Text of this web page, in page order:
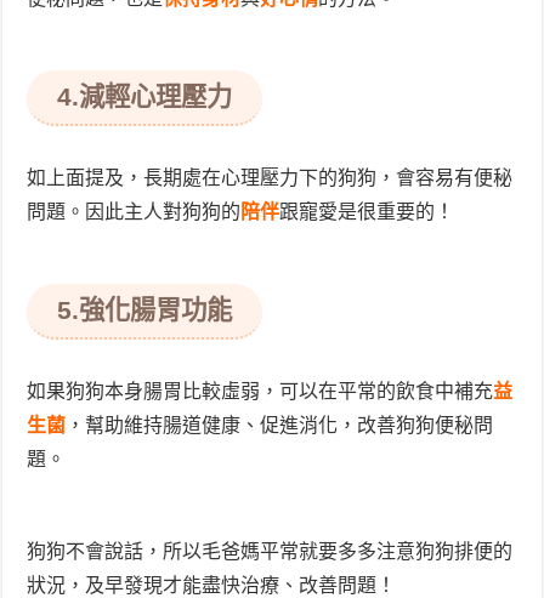
4.減輕心理壓力
如上面提及，長期處在心理壓力下的狗狗，會容易有便秘
問題。因此主人對狗狗的 陪伴跟寵愛是很重要的！
5.強化腸胃功能
如果狗狗本身腸胃比較虛弱，可以在平常的飲食中補充益
生菌 ，幫助維持腸道健康、促進消化，改善狗狗便秘問
題。
狗狗不會說話，所以毛爸媽平常就要多多注意狗狗排便的
狀況，及早發現才能盡快治療、改善問題！